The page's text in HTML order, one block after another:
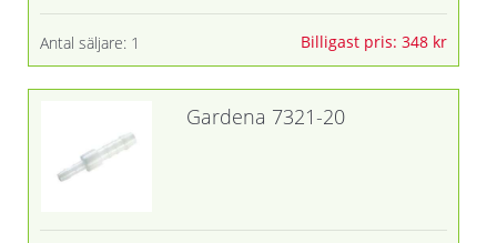
Antal säljare: 1 Billigast pris: 348 kr
Gardena 7321-20